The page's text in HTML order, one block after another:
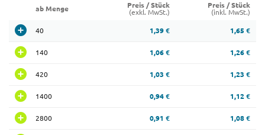
ab Menge
Preis / Stück
(exkl. MwSt.)
Preis / Stück
(inkl. MwSt.)
40 1,39 € 1,65 €
140 1,06 € 1,26 €
420 1,03 € 1,23 €
1400 0,94 € 1,12 €
2800 0,91 € 1,08 €